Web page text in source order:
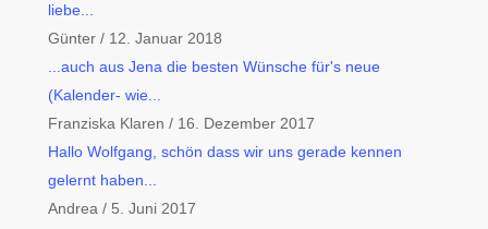
liebe...
Günter / 12. Januar 2018
...auch aus Jena die besten Wünsche für's neue
(Kalender- wie...
Franziska Klaren / 16. Dezember 2017
Hallo Wolfgang, schön dass wir uns gerade kennen
gelernt haben...
Andrea / 5. Juni 2017